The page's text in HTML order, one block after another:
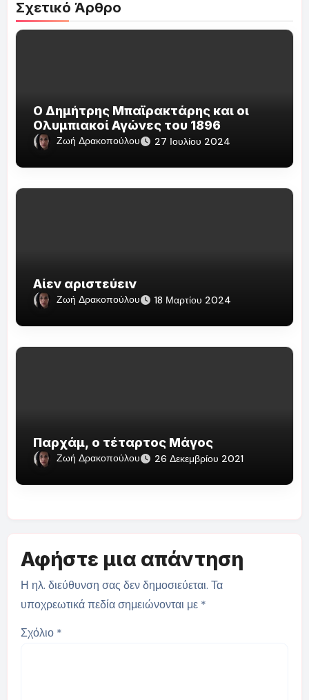
Σχετικό Άρθρο
Ο Δημήτρης Μπαϊρακτάρης και οι
Ολυμπιακοί Αγώνες του 1896
Ζωή Δρακοπούλου 27 Ιουλίου 2024
Αίεν αριστεύειν
Ζωή Δρακοπούλου 18 Μαρτίου 2024
Παρχάμ, ο τέταρτος Μάγος
Ζωή Δρακοπούλου 26 Δεκεμβρίου 2021
Αφήστε μια απάντηση
Η ηλ. διεύθυνση σας δεν δημοσιεύεται. Τα
υποχρεωτικά πεδία σημειώνονται με *
Σχόλιο *